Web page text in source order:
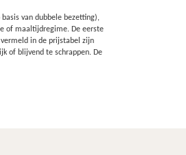
van dubbele bezetting),
of maaltijdregime. De eerste
in de prijstabel zijn
of blijvend te schrappen. De